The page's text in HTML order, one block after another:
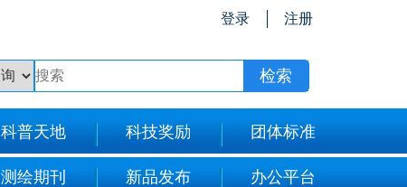
登录 注册
科普天地 科技奖励 团体标准
测绘期刊 新品发布 办公平台